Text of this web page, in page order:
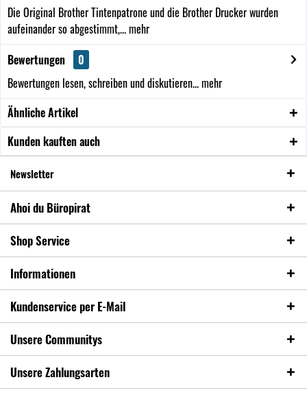
Die Original Brother Tintenpatrone und die Brother Drucker wurden
aufeinander so abgestimmt,...mehr
Bewertungen
0
Bewertungen lesen, schreiben und diskutieren...mehr
Ähnliche Artikel
Kunden kauften auch
Newsletter
Ahoi du Büropirat
Shop Service
Informationen
Kundenservice per E-Mail
Unsere Communitys
Unsere Zahlungsarten